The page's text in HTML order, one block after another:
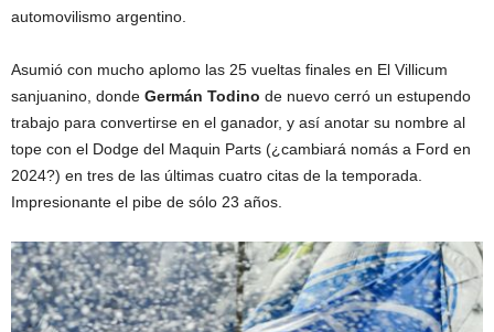
automovilismo argentino.
Asumió con mucho aplomo las 25 vueltas finales en El Villicum
sanjuanino, donde Germán Todino de nuevo cerró un estupendo
trabajo para convertirse en el ganador, y así anotar su nombre al
tope con el Dodge del Maquin Parts (¿cambiará nomás a Ford en
2024?) en tres de las últimas cuatro citas de la temporada.
Impresionante el pibe de sólo 23 años.